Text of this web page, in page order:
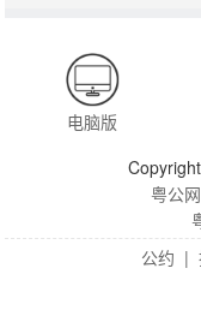
电脑版
粤公
公约 |